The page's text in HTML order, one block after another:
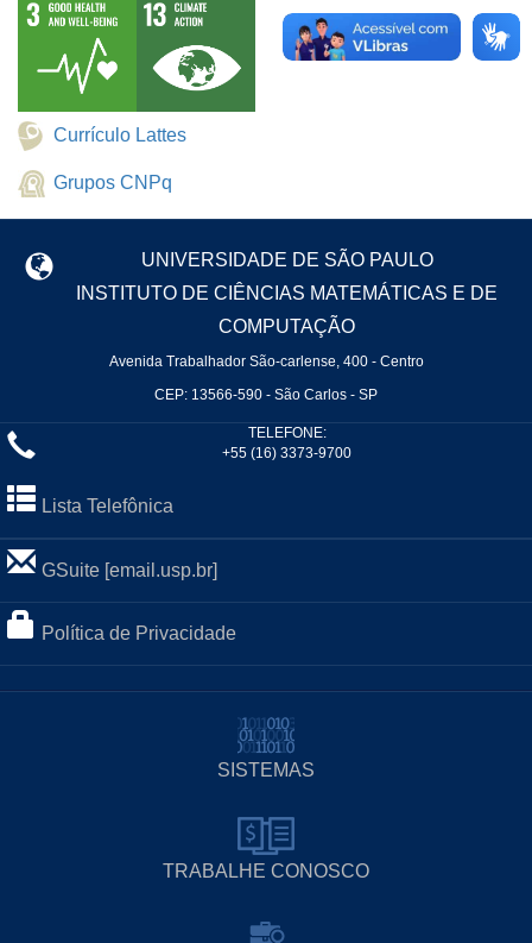
Currículo Lattes
Grupos CNPq
UNIVERSIDADE DE SÃO PAULO
INSTITUTO DE CIÊNCIAS MATEMÁTICAS E DE
COMPUTAÇÃO
Avenida Trabalhador São-carlense, 400 - Centro
CEP: 13566-590 - São Carlos - SP
TELEFONE:
+55 (16) 3373-9700
Lista Telefônica
GSuite [email.usp.br]
Política de Privacidade
SISTEMAS
TRABALHE CONOSCO